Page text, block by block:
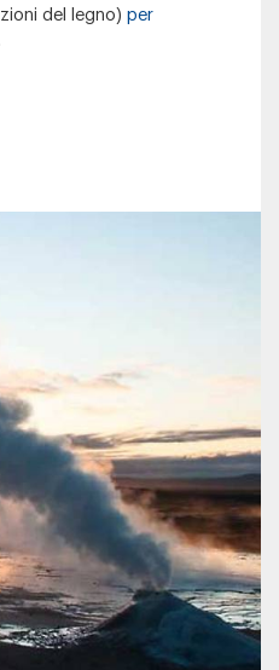
del legno) per